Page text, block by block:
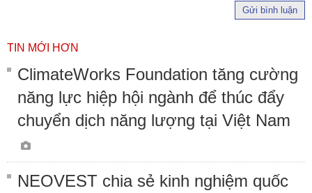
Gửi bình luận
TIN MỚI HƠN
ClimateWorks Foundation tăng cường
năng lực hiệp hội ngành để thúc đẩy
chuyển dịch năng lượng tại Việt Nam
NEOVEST chia sẻ kinh nghiệm quốc